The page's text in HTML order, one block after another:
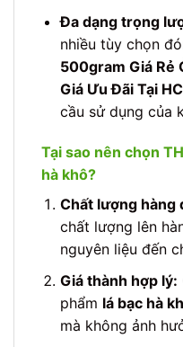
Đa dạng trọng
nhiều tùy chọn
500gram Giá Rẻ
Giá Ưu Đãi Tại
cầu sử dụng của
Tại sao nên chọn
hà khô?
Chất lượng hàng
chất lượng lên
nguyên liệu đến
Giá thành hợp lý:
phẩm lá bạc hà
mà không ảnh